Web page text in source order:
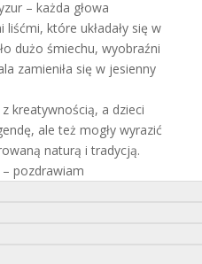
– każda głowa
które układały się w
dużo śmiechu, wyobraźni
zamieniła się w jesienny
kreatywnością, a dzieci
ale też mogły wyrazić
naturą i tradycją.
pozdrawiam